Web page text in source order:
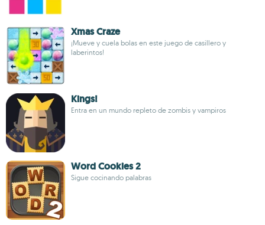
Xmas Craze
¡Mueve y cuela bolas en este juego de casillero y
laberintos!
Kings!
Entra en un mundo repleto de zombis y vampiros
Word Cookies 2
Sigue cocinando palabras